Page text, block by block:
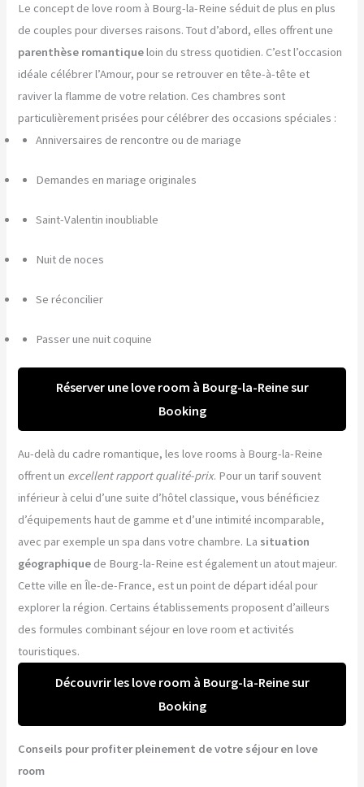
Le concept de love room à Bourg-la-Reine séduit de plus en plus
de couples pour diverses raisons. Tout d’abord, elles offrent une
parenthèse romantiqueloin du stress quotidien. C’est l’occasion
idéale célébrer l’Amour, pour se retrouver en tête-à-tête et
raviver la flamme de votre relation. Ces chambres sont
particulièrement prisées pour célébrer des occasions spéciales :
Anniversaires de rencontre ou de mariage
Demandes en mariage originales
Saint-Valentin inoubliable
Nuit de noces
Se réconcilier
Passer une nuit coquine
Réserver une love room à Bourg-la-Reine sur
Booking
Au-delà du cadre romantique, les love rooms à Bourg-la-Reine
offrent un excellent rapport qualité-prix. Pour un tarif souvent
inférieur à celui d’une suite d’hôtel classique, vous bénéficiez
d’équipements haut de gamme et d’une intimité incomparable,
avec par exemple un spa dans votre chambre. La situation
géographique de Bourg-la-Reine est également un atout majeur.
Cette ville en Île-de-France, est un point de départ idéal pour
explorer la région. Certains établissements proposent d’ailleurs
des formules combinant séjour en love room et activités
touristiques.
Découvrir les love room à Bourg-la-Reine sur
Booking
Conseils pour profiter pleinement de votre séjour en love
room